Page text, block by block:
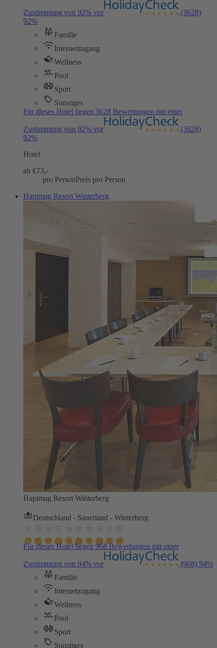
Zustimmung von 92% vor
(3628)
92%
Familie
Internetzugang
Wellness
Pool
Sport
Sonstiges
Für dieses Hotel liegen 3628 Bewertungen mit einer
Zustimmung von 92% vor
(3628)
92%
Hotel
ab €73,-
pro PersonPreis pro Person
Hapimag Resort Winterberg
Hapimag Resort Winterberg
Deutschland - Sauerland - Winterberg
Für dieses Hotel liegen 968 Bewertungen mit einer
Zustimmung von 94% vor (968) 94%
Familie
Internetzugang
Wellness
Pool
Sport
Sonstiges